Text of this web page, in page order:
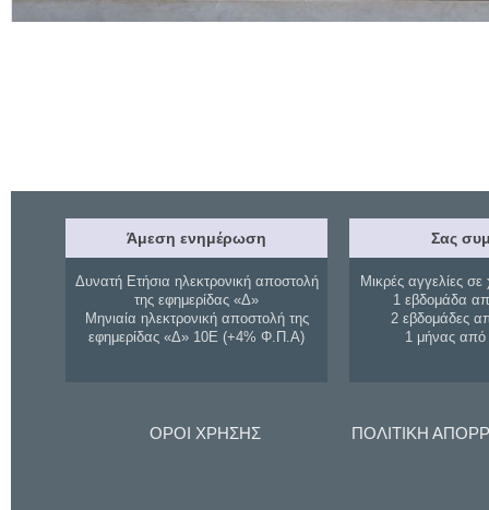
Άμεση ενημέρωση
Δυνατή Ετήσια ηλεκτρονική αποστολή
της εφημερίδας «Δ»
Μηνιαία ηλεκτρονική αποστολή της
εφημερίδας «Δ» 10Ε (+4% Φ.Π.Α)
Σας
Μικρές αγγελίες σε
1 εβδομάδα
2 εβδομάδες
1 μήνας
ΟΡΟΙ ΧΡΗΣΗΣ ΠΟΛΙΤΙΚΗ